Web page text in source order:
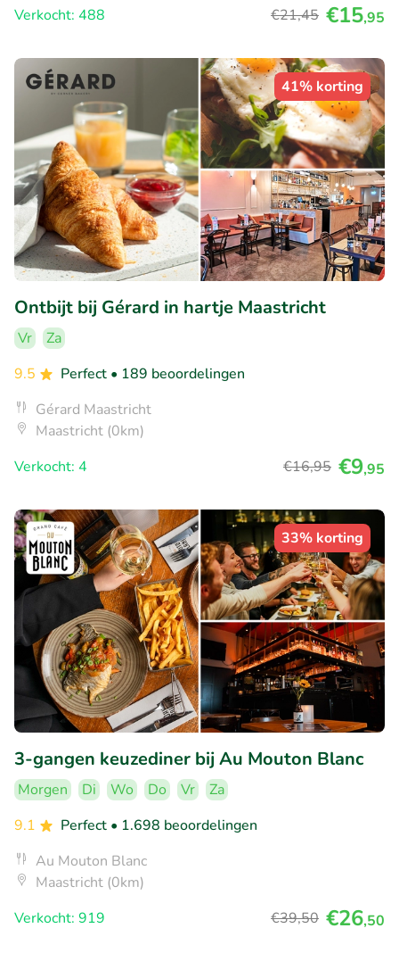
Verkocht: 488
€21,45 €15,95
41% korting
Ontbijt bij Gérard in hartje Maastricht
Vr
Za
9.5
Perfect • 189 beoordelingen
Gérard Maastricht
Maastricht (0km)
Verkocht: 4
€16,95 €9,95
33% korting
3-gangen keuzediner bij Au Mouton Blanc
Morgen Di Wo Do Vr
Za
9.1
Perfect • 1.698 beoordelingen
Au Mouton Blanc
Maastricht (0km)
Verkocht: 919
€39,50 €26,50